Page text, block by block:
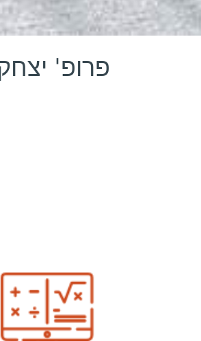
פרופ' יצחק